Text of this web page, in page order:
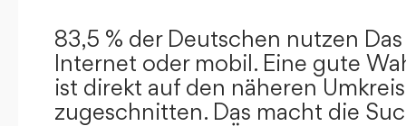
83,5 % der Deutschen nutzen
Internet oder mobil. Eine gute
ist direkt auf den näheren
zugeschnitten. Das macht die